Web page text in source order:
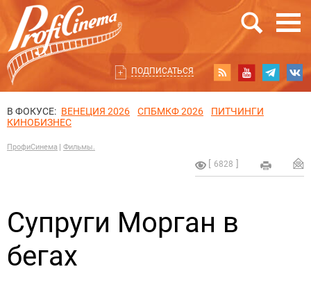
ПОДПИСАТЬСЯ
В ФОКУСЕ: ВЕНЕЦИЯ 2026 СПБМКФ 2026
ПИТЧИНГИ
КИНОБИЗНЕС
ПрофиСинема Фильмы.
6828
Супруги Морган в
бегах